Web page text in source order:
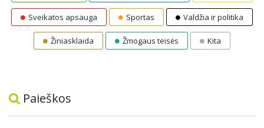
Sveikatos apsauga Sportas Valdžia ir politika
Žiniasklaida Žmogaus teisės Kita
Paieškos